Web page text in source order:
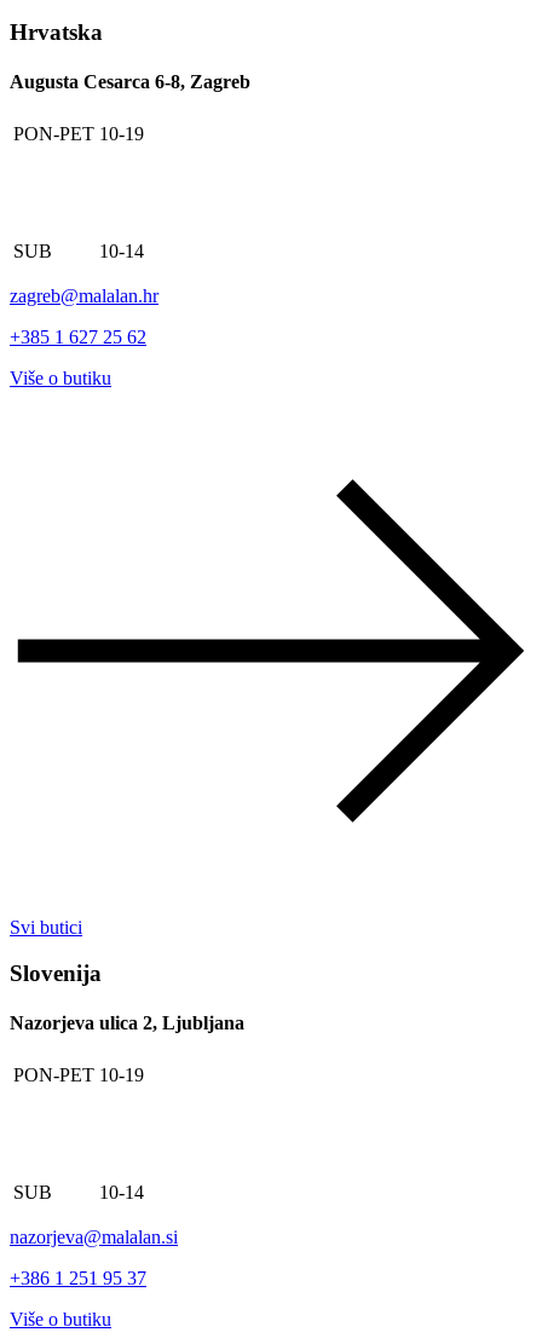
Hrvatska
Augusta Cesarca 6-8, Zagreb
PON-PET 10-19
SUB 10-14
zagreb@malalan.hr
+385 1 627 25 62
Više o butiku
Svi butici
Slovenija
Nazorjeva ulica 2, Ljubljana
PON-PET 10-19
SUB 10-14
nazorjeva@malalan.si
+386 1 251 95 37
Više o butiku